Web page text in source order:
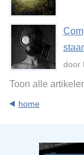
door
Toon alle
home